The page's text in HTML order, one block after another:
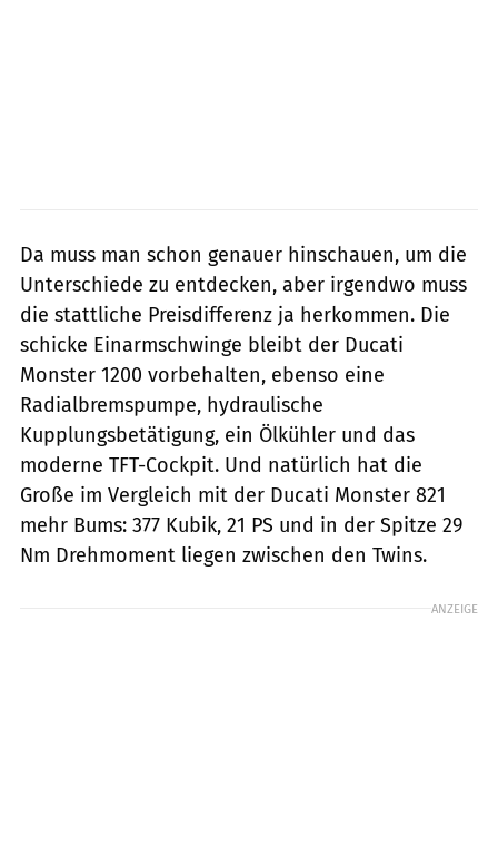
Da muss man schon genauer hinschauen, um die
Unterschiede zu entdecken, aber irgendwo muss
die stattliche Preisdifferenz ja herkommen. Die
schicke Einarmschwinge bleibt der Ducati
Monster 1200 vorbehalten, ebenso eine
Radialbremspumpe, hydraulische
Kupplungsbetätigung, ein Ölkühler und das
moderne TFT-Cockpit. Und natürlich hat die
Große im Vergleich mit der Ducati Monster 821
mehr Bums: 377 Kubik, 21 PS und in der Spitze 29
Nm Drehmoment liegen zwischen den Twins.
ANZEIGE